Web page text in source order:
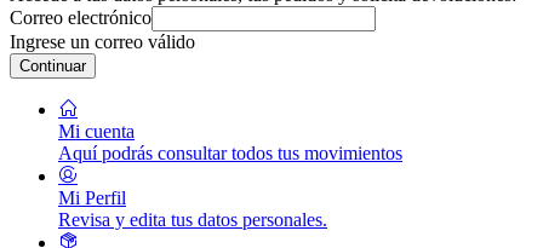
Correo electrónico
Ingrese un correo válido
Continuar
Mi cuenta
Aquí podrás consultar todos tus movimientos
Mi Perfil
Revisa y edita tus datos personales.